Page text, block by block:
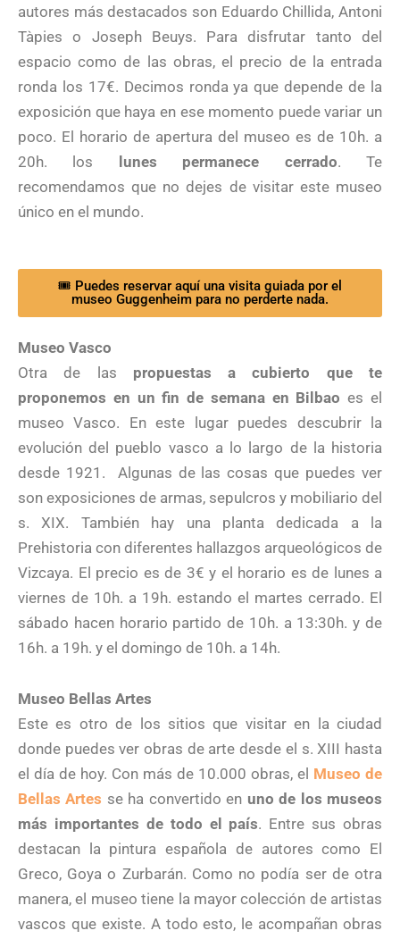
autores más destacados son Eduardo Chillida, Antoni
Tàpies o Joseph Beuys. Para disfrutar tanto del
espacio como de las obras, el precio de la entrada
ronda los 17€. Decimos ronda ya que depende de la
exposición que haya en ese momento puede variar un
poco. El horario de apertura del museo es de 10h. a
20h. los lunes permanece cerrado. Te
recomendamos que no dejes de visitar este museo
único en el mundo.
🎟 Puedes reservar aquí una visita guiada por el
museo Guggenheim para no perderte nada.
Museo Vasco
Otra de las propuestas a cubierto que te
proponemos en un fin de semana en Bilbao es el
museo Vasco. En este lugar puedes descubrir la
evolución del pueblo vasco a lo largo de la historia
desde 1921.
Algunas de las cosas que puedes ver
son exposiciones de armas, sepulcros y mobiliario del
s. XIX. También hay una planta dedicada a la
Prehistoria con diferentes hallazgos arqueológicos de
Vizcaya. El precio es de 3€ y el horario es de lunes a
viernes de 10h. a 19h. estando el martes cerrado. El
sábado hacen horario partido de 10h. a 13:30h. y de
16h. a 19h. y el domingo de 10h. a 14h.
Museo Bellas Artes
Este es otro de los sitios que visitar en la ciudad
donde puedes ver obras de arte desde el s. XIII hasta
el día de hoy. Con más de 10.000 obras, el Museo de
Bellas Artes se ha convertido en uno de los museos
más importantes de todo el país. Entre sus obras
destacan la pintura española de autores como El
Greco, Goya o Zurbarán. Como no podía ser de otra
manera, el museo tiene la mayor colección de artistas
vascos que existe. A todo esto, le acompañan obras